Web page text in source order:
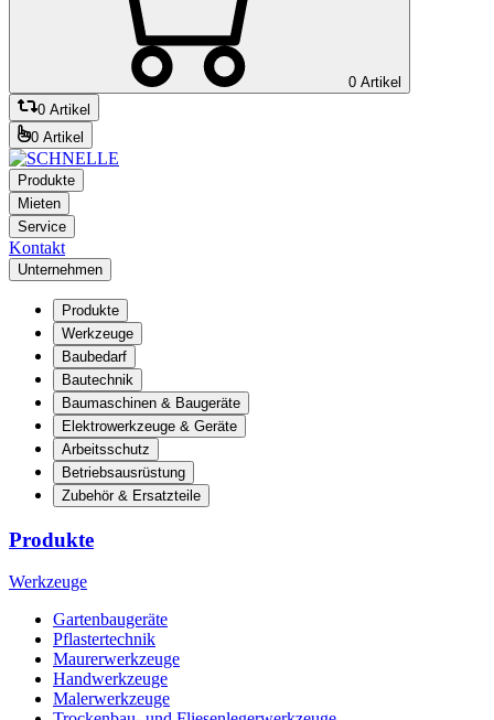
0 Artikel
0 Artikel
0 Artikel
Produkte
Mieten
Service
Kontakt
Unternehmen
Produkte
Werkzeuge
Baubedarf
Bautechnik
Baumaschinen & Baugeräte
Elektrowerkzeuge & Geräte
Arbeitsschutz
Betriebsausrüstung
Zubehör & Ersatzteile
Produkte
Werkzeuge
Gartenbaugeräte
Pflastertechnik
Maurerwerkzeuge
Handwerkzeuge
Malerwerkzeuge